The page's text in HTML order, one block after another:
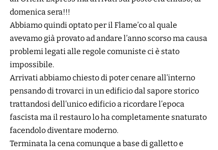
domenica sera!!!
Abbiamo quindi optato per il Flame’coal quale
avevamo già provato ad andare l’anno scorso ma causa
problemi legati alle regole comuniste ci è stato
impossibile.
Arrivati abbiamo chiesto di poter cenare all’interno
pensando di trovarci in un edificio dal sapore storico
trattandosi dell’unico edificio a ricordare l’epoca
fascista ma il restauro lo ha completamente snaturato
facendolo diventare moderno.
Terminata la cena comunque a base di galletto e